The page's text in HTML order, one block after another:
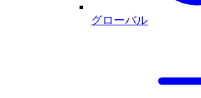
グローバル